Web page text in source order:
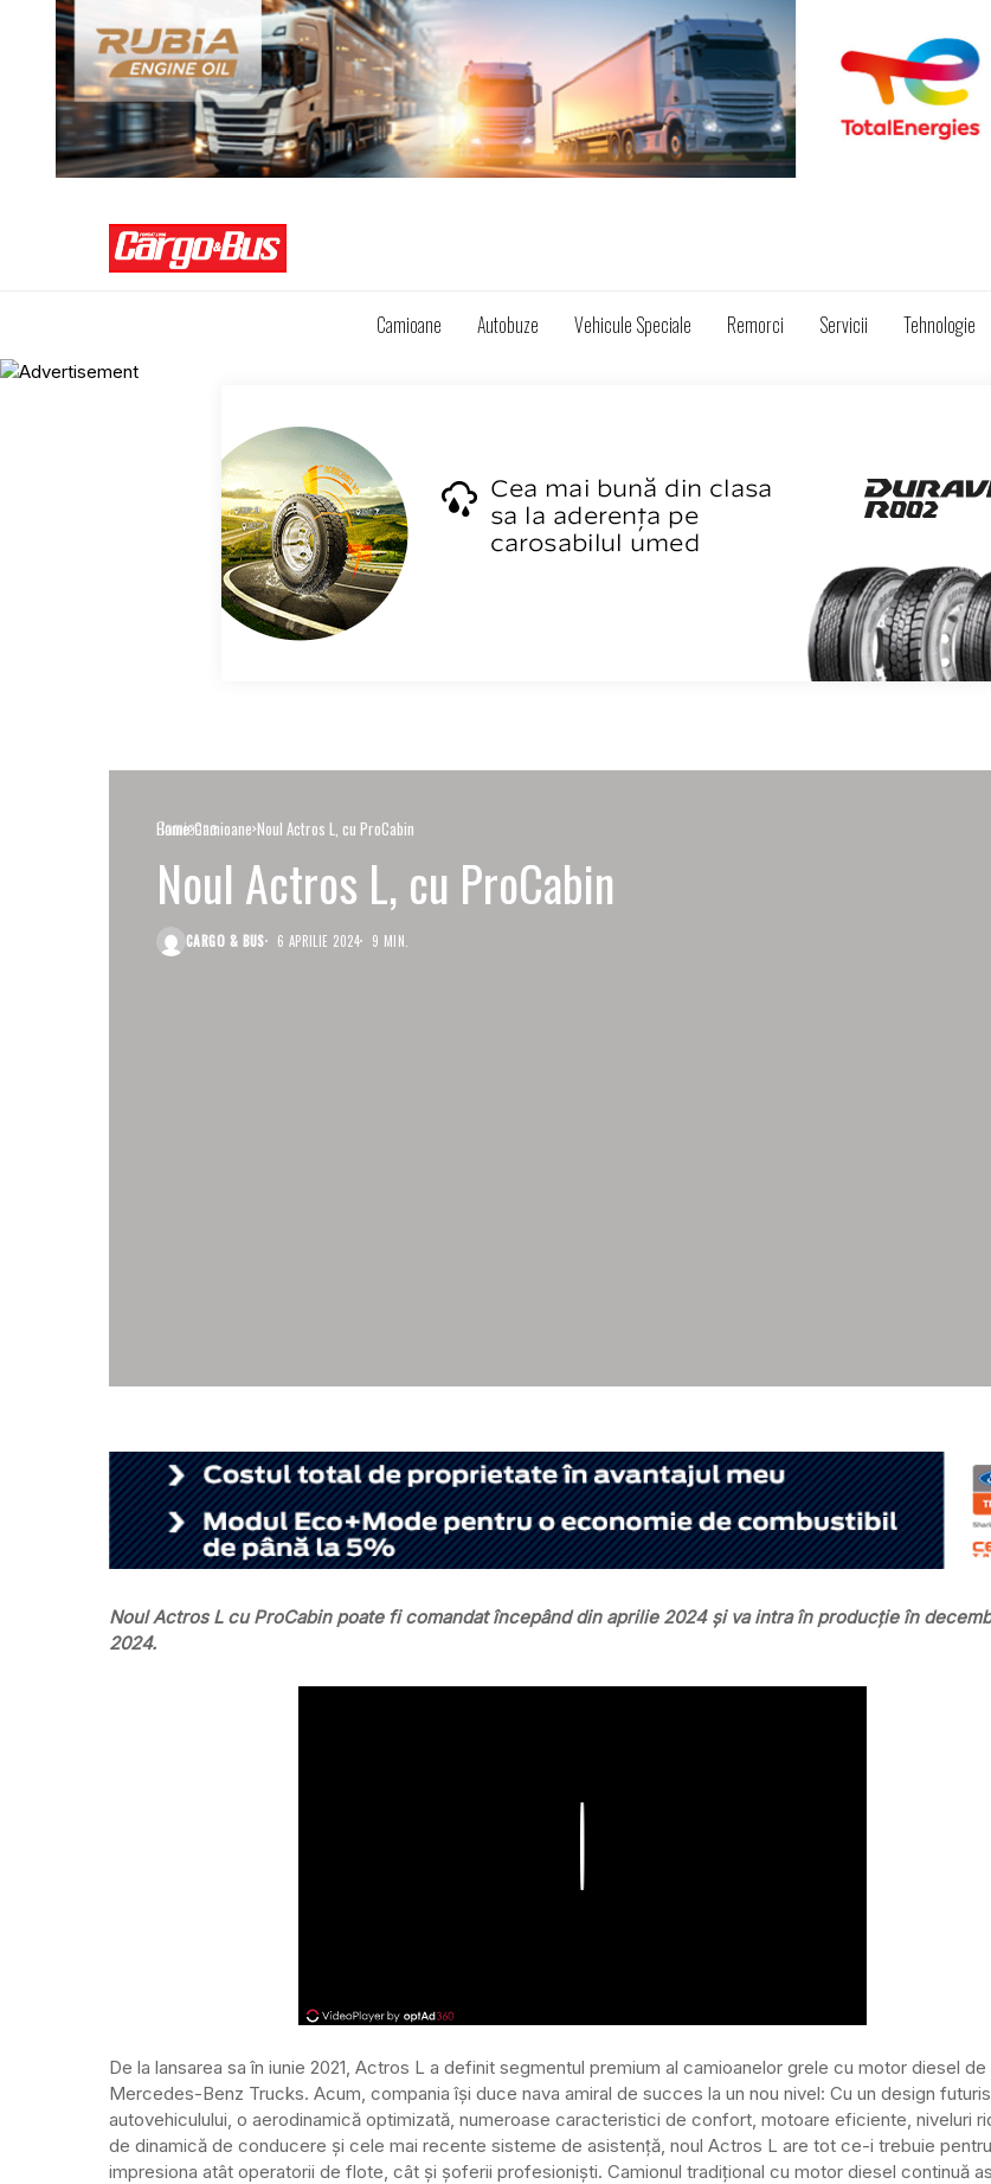
Camioane Autobuze Vehicule Speciale Remorci Servicii Tehnologie
Home Camioane Noul Actros L, cu ProCabin
Camioane
Noul Actros L, cu ProCabin
CARGO & BUS 6 APRILIE 2024 9 MIN.
Noul Actros L cu ProCabin poate fi comandat începând din aprilie 2024 și va intra în producție în
2024.
De la lansarea sa în iunie 2021, Actros L a definit segmentul premium al camioanelor grele cu motor diesel de
Mercedes-Benz Trucks. Acum, compania își duce nava amiral de succes la un nou nivel: Cu un design
autovehiculului, o aerodinamică optimizată, numeroase caracteristici de confort, motoare eficiente, niveluri
de dinamică de conducere și cele mai recente sisteme de asistență, noul Actros L are tot ce-i trebuie
impresiona atât operatorii de flote, cât și șoferii profesioniști. Camionul tradițional cu motor diesel continuă